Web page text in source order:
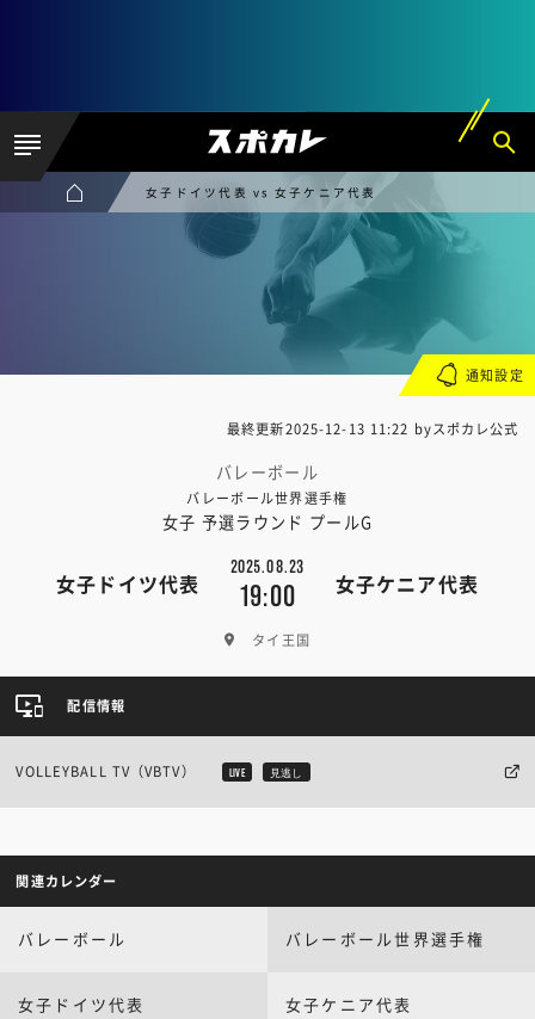
女子ドイツ代表 vs 女子ケニア代表
最終更新2025-12-13 11:22 byスポカレ公式
バレーボール
バレーボール世界選手権
女子 予選ラウンド プールG
女子ドイツ代表
2025.08.23
19:00 女子ケニア代表
タイ王国
通知設定
配信情報
VOLLEYBALL TV（VBTV） LIVE 見逃し
関連カレンダー
バレーボール バレーボール世界選手権
女子ドイツ代表 女子ケニア代表